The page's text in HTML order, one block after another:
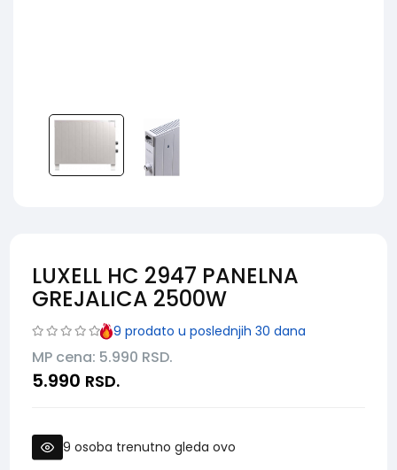
LUXELL HC 2947 PANELNA
GREJALICA 2500W
9 prodato u poslednjih 30 dana
MP cena: 5.990 RSD.
5.990 RSD.
9 osoba trenutno gleda ovo